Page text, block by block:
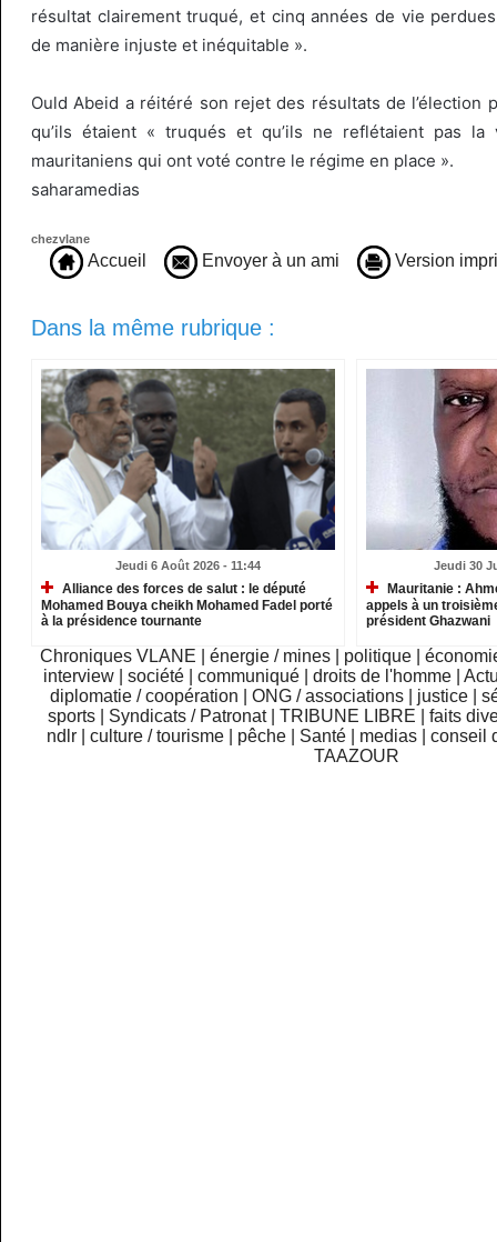
résultat clairement truqué, et cinq années de vie
de manière injuste et inéquitable ».
Ould Abeid a réitéré son rejet des résultats de l’élection
qu’ils étaient « truqués et qu’ils ne reflétaient pas la
mauritaniens qui ont voté contre le régime en place ».
saharamedias
chezvlane
Accueil Envoyer à un ami Version
Dans la même rubrique :
Jeudi 6 Août 2026 - 11:44
Alliance des forces de salut : le député
Mohamed Bouya cheikh Mohamed Fadel porté
à la présidence tournante
Jeudi 30
Mauritanie :
appels à un
président Ghazwani
Chroniques VLANE énergie / mines politique
interview
|société |communiqué |droits de l'homme |
diplomatie / coopération
ONG / associations justice
sports
Syndicats / Patronat TRIBUNE LIBRE
faits
ndlr
|culture / tourisme pêche Santé medias |conseil
TAAZOUR